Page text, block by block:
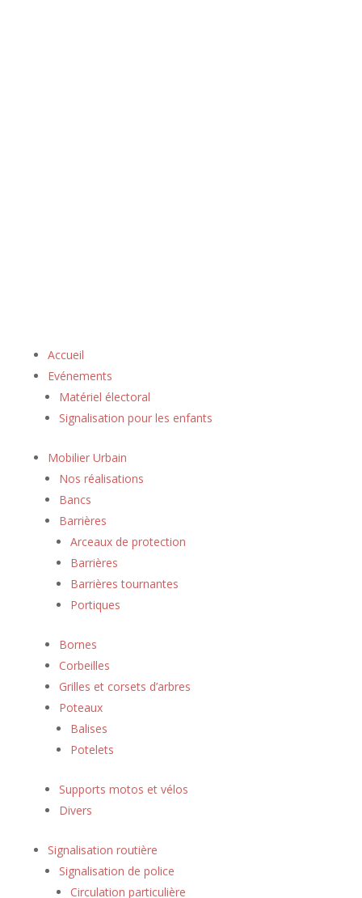
Accueil
Evénements
Matériel électoral
Signalisation pour les enfants
Mobilier Urbain
Nos réalisations
Bancs
Barrières
Arceaux de protection
Barrières
Barrières tournantes
Portiques
Bornes
Corbeilles
Grilles et corsets d’arbres
Poteaux
Balises
Potelets
Supports motos et vélos
Divers
Signalisation routière
Signalisation de police
Circulation particulière